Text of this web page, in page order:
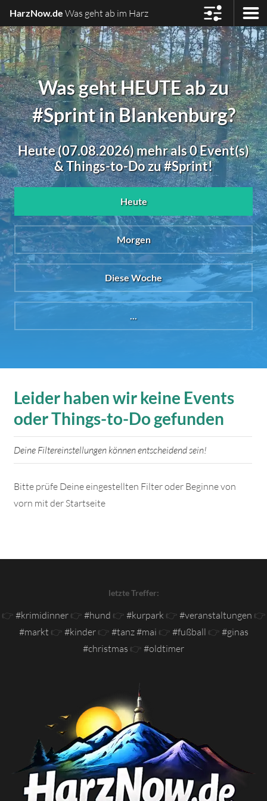
HarzNow.de Was geht ab im Harz
Was geht HEUTE ab zu
#Sprint in Blankenburg?
Heute (07.08.2026) mehr als 0 Event(s)
& Things-to-Do zu #Sprint!
Heute
Morgen
Diese Woche
Leider haben wir keine Events
oder Things-to-Do gefunden
Deine Filtereinstellungen können entscheidend sein!
Bitte prüfe Deine eingestellten Filter oder Beginne von
vorn mit der Startseite
letzte Treffer:
👉 #krimidinner👉 #hund 👉 #kurpark 👉 #veranstaltungen 👉
#markt 👉 #kinder👉 #tanz #mai 👉 #fußball 👉 #ginas
#christmas 👉 #oldtimer